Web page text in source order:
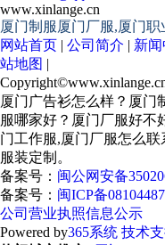
www.xinlange.cn
厦门制服厦门厂服,厦门
网站首页 | 公司简介 | 新
站地图 |
Copyright©
厦门广告衫怎么样？厦门
服哪家好？厦门厂服好不
门工作服,厦门厂服怎么
服装定制。
备案号： 闽公网安备
备案号： 闽ICP备
公司营业执照信息公示
Powered by365系统 技术支